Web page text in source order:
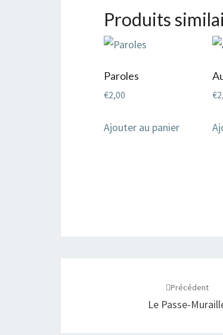
Produits
Paroles
€2,00
Ajouter au panier
€
Précédent
Le Passe-